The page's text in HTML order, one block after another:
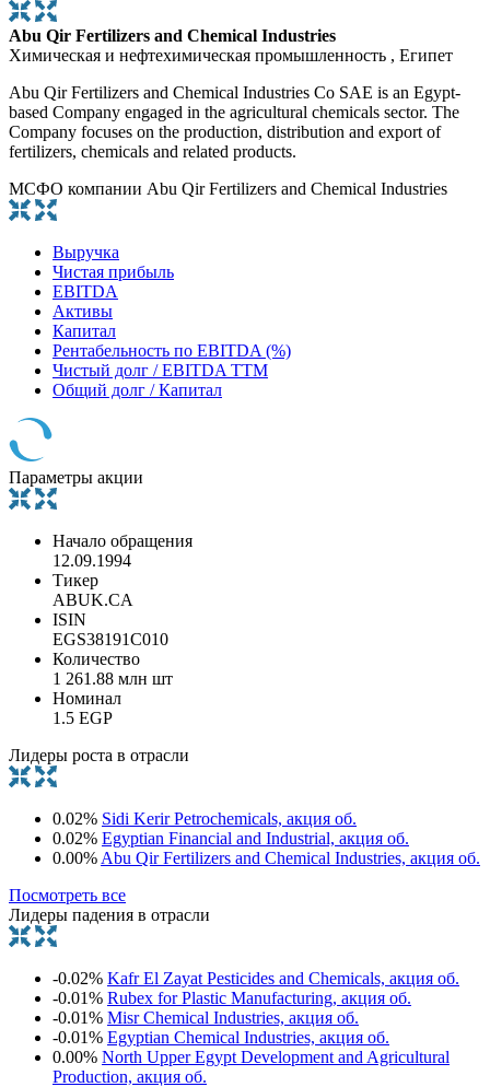
Abu Qir Fertilizers and Chemical Industries
Химическая и нефтехимическая промышленность , Египет
Abu Qir Fertilizers and Chemical Industries Co SAE is an Egypt-
based Company engaged in the agricultural chemicals sector. The
Company focuses on the production, distribution and export of
fertilizers, chemicals and related products.
МСФО компании Abu Qir Fertilizers and Chemical Industries
Выручка
Чистая прибыль
EBITDA
Активы
Капитал
Рентабельность по EBITDA (%)
Чистый долг / EBITDA TTM
Общий долг / Капитал
Параметры акции
Начало обращения
12.09.1994
Тикер
ABUK.CA
ISIN
EGS38191C010
Количество
1 261.88 млн шт
Номинал
1.5 EGP
Лидеры роста в отрасли
0.02% Sidi Kerir Petrochemicals, акция об.
0.02% Egyptian Financial and Industrial, акция об.
0.00% Abu Qir Fertilizers and Chemical Industries, акция об.
Посмотреть все
Лидеры падения в отрасли
-0.02% Kafr El Zayat Pesticides and Chemicals, акция об.
-0.01% Rubex for Plastic Manufacturing, акция об.
-0.01% Misr Chemical Industries, акция об.
-0.01% Egyptian Chemical Industries, акция об.
0.00% North Upper Egypt Development and Agricultural
Production, акция об.